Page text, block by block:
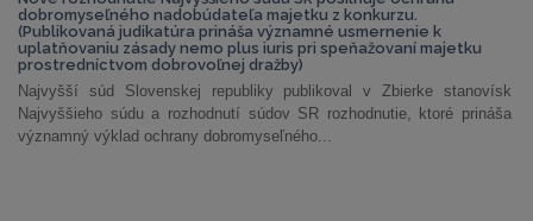
dobromyseľného nadobúdateľa majetku z konkurzu.
(Publikovaná judikatúra prináša významné usmernenie k
uplatňovaniu zásady nemo plus iuris pri speňažovaní majetku
prostredníctvom dobrovoľnej dražby)
Najvyšší súd Slovenskej republiky publikoval v Zbierke stanovísk
Najvyššieho súdu a rozhodnutí súdov SR rozhodnutie, ktoré prináša
významný výklad ochrany dobromyseľného...